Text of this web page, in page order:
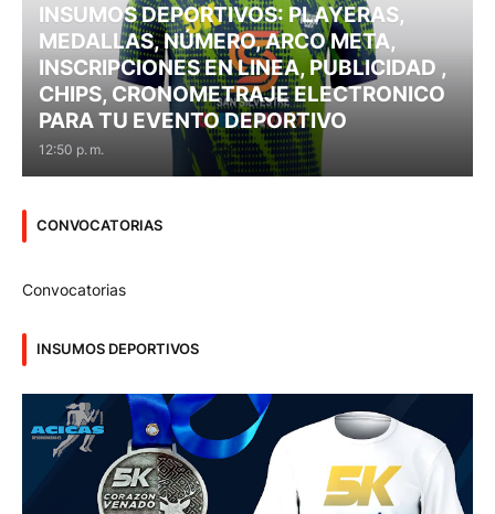
INSUMOS DEPORTIVOS: PLAYERAS,
MEDALLAS, NÚMERO, ARCO META,
INSCRIPCIONES EN LINEA, PUBLICIDAD ,
CHIPS, CRONOMETRAJE ELECTRONICO
PARA TU EVENTO DEPORTIVO
12:50 p. m.
CONVOCATORIAS
Convocatorias
INSUMOS DEPORTIVOS